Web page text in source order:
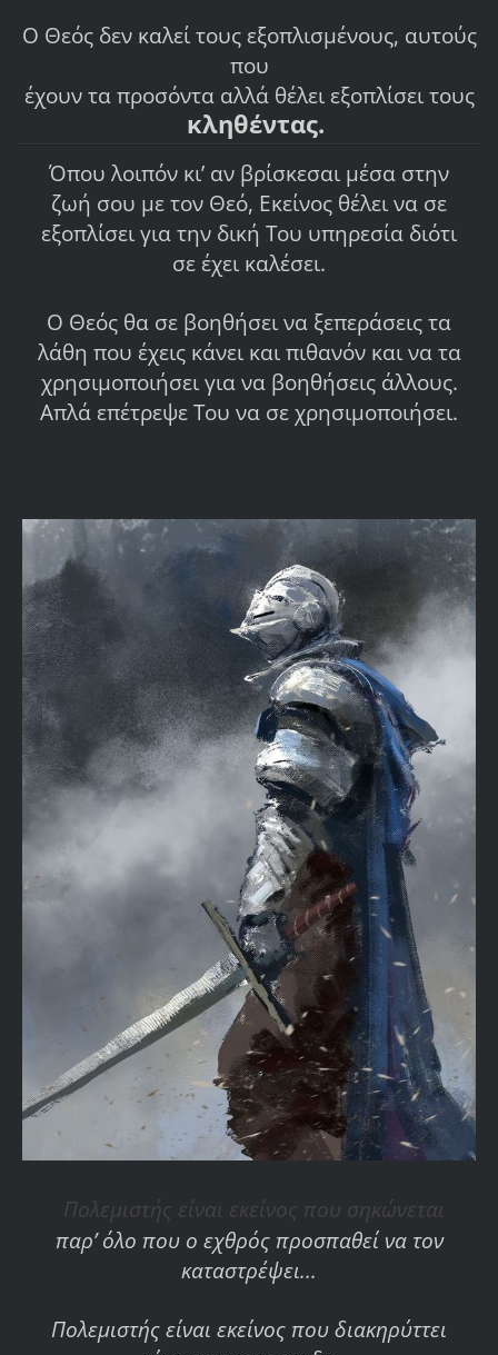
Ο Θεός δεν καλεί τους εξοπλισμένους, αυτούς
που
έχουν τα προσόντα αλλά θέλει εξοπλίσει τους
κληθέντας.
Όπου λοιπόν κι’ αν βρίσκεσαι μέσα στην
ζωή σου με τον Θεό, Εκείνος θέλει να σε
εξοπλίσει για την δική Του υπηρεσία διότι
σε έχει καλέσει.
Ο Θεός θα σε βοηθήσει να ξεπεράσεις τα
λάθη που έχεις κάνει και πιθανόν και να τα
χρησιμοποιήσει για να βοηθήσεις άλλους.
Απλά επέτρεψε Του να σε χρησιμοποιήσει.
Πολεμιστής είναι εκείνος που σηκώνεται
παρ’ όλο που ο εχθρός προσπαθεί να τον
καταστρέψει...
Πολεμιστής είναι εκείνος που διακηρύττει